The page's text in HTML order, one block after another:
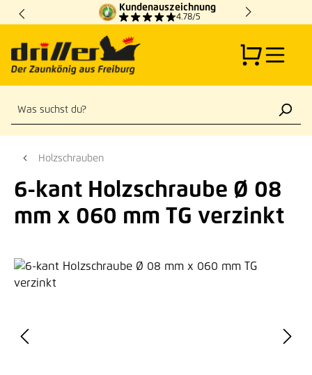
Zum Hauptinhalt springen
Kundenauszeichnung
4.78/5
Holzschrauben
6-kant Holzschraube Ø 08
mm x 060 mm TG verzinkt
Bildergalerie überspringen